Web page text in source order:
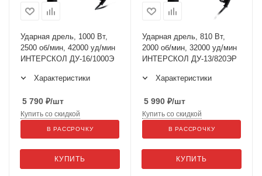
Ударная дрель, 1000 Вт,
2500 об/мин, 42000 уд/мин
ИНТЕРСКОЛ ДУ-16/1000Э
Характеристики
5 790 ₽/шт
КУПИТЬ
Купить со скидкой
В РАССРОЧКУ
Ударная дрель, 810 Вт,
2000 об/мин, 32000 уд/мин
ИНТЕРСКОЛ ДУ-13/820ЭР
Характеристики
5 990 ₽/шт
КУПИТЬ
Купить со скидкой
В РАССРОЧКУ